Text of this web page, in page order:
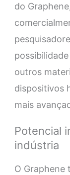
do
outros
dispositivos
mais
Potencial
indústria
O Graphene